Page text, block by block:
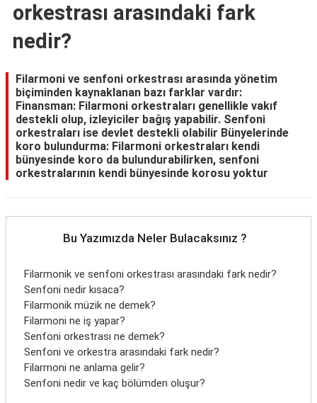
Yaşam
Hukuk
Blog
orkestrası arasındaki fark
nedir?
Filarmoni ve senfoni orkestrası arasında yönetim
biçiminden kaynaklanan bazı farklar vardır:
Finansman: Filarmoni orkestraları genellikle vakıf
destekli olup, izleyiciler bağış yapabilir. Senfoni
orkestraları ise devlet destekli olabilir Bünyelerinde
koro bulundurma: Filarmoni orkestraları kendi
bünyesinde koro da bulundurabilirken, senfoni
orkestralarının kendi bünyesinde korosu yoktur
Bu Yazımızda Neler Bulacaksınız ?
Filarmonik ve senfoni orkestrası arasındaki fark nedir?
Senfoni nedir kısaca?
Filarmonik müzik ne demek?
Filarmoni ne iş yapar?
Senfoni orkestrası ne demek?
Senfoni ve orkestra arasındaki fark nedir?
Filarmoni ne anlama gelir?
Senfoni nedir ve kaç bölümden oluşur?